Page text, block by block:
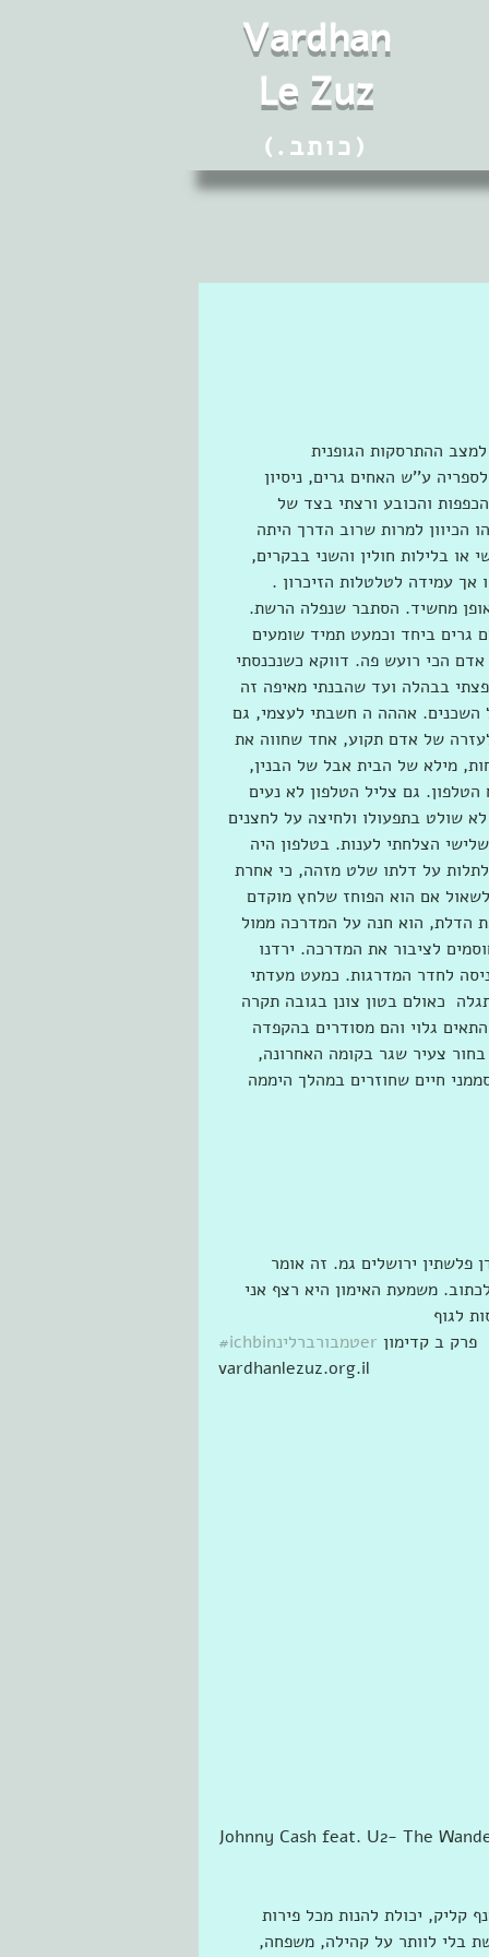
Vardhan
Le Zuz
(.כותב)
ההתרסקות הגופנית
ע’’ש האחים גרים, ניסיון
והכובע ורצתי בצד של
למרות שרוב הדרך היתה
בלילות חולין והשני בבקרים,
אך עמידה לטלטלות הזיכרון .
מחשיד. הסתבר שנפלה הרשת.
גרים ביחד וכמעט תמיד שומעים
הכי רועש פה. דווקא כשנכנסתי
בבהלה ועד שהבנתי מאיפה זה
השכנים. אההה ה חשבתי לעצמי, גם
של אדם תקוע, אחד שחווה את
מילא של הבית אבל של הבנין,
גם צליל הטלפון לא נעים
שולט בתפעולו ולחיצה על לחצנים
הצלחתי לענות. בטלפון היה
על דלתו שלט מזהה, כי אחרת
אם הוא הפוחז שלחץ מוקדם
הדלת, הוא חנה על המדרכה ממול
לציבור את המדרכה. ירדנו
לחדר המדרגות. כמעט מעדתי
כאולם בטון צונן בגובה תקרה
מסורגים בגודל של 2*2 מטר. תוכן התאים גלוי והם מסודרים בהקפדה
צעיר שגר בקומה האחרונה,
חיים שחוזרים במהלך היממה
פלשתין ירושלים גמ. זה אומר
משמעת האימון היא רצף אני
לגוף
#ichbinטמבורברלינer
vardhanlezuz.org.il
Johnny Cash feat. U2- The
קליק, יכולת להנות מכל פירות
בלי לוותר על קהילה, משפחה,